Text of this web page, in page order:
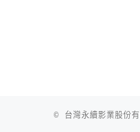
© 台灣永續影業股份有